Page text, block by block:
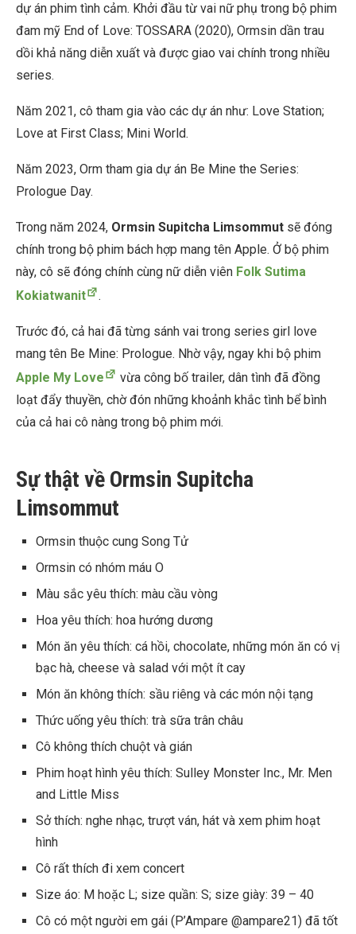
dự án phim tình cảm. Khởi đầu từ vai nữ phụ trong bộ phim
đam mỹ End of Love: TOSSARA (2020), Ormsin dần trau
dồi khả năng diễn xuất và được giao vai chính trong nhiều
series.
Năm 2021, cô tham gia vào các dự án như: Love Station;
Love at First Class; Mini World.
Năm 2023, Orm tham gia dự án Be Mine the Series:
Prologue Day.
Trong năm 2024, Ormsin Supitcha Limsommut sẽ đóng
chính trong bộ phim bách hợp mang tên Apple. Ở bộ phim
này, cô sẽ đóng chính cùng nữ diễn viên Folk Sutima
Kokiatwanit
.
Trước đó, cả hai đã từng sánh vai trong series girl love
mang tên Be Mine: Prologue. Nhờ vậy, ngay khi bộ phim
Apple My Love
vừa công bố trailer, dân tình đã đồng
loạt đẩy thuyền, chờ đón những khoảnh khắc tình bể bình
của cả hai cô nàng trong bộ phim mới.
Sự thật về Ormsin Supitcha
Limsommut
Ormsin thuộc cung Song Tử
Ormsin có nhóm máu O
Màu sắc yêu thích: màu cầu vòng
Hoa yêu thích: hoa hướng dương
Món ăn yêu thích: cá hồi, chocolate, những món ăn có vị
bạc hà, cheese và salad với một ít cay
Món ăn không thích: sầu riêng và các món nội tạng
Thức uống yêu thích: trà sữa trân châu
Cô không thích chuột và gián
Phim hoạt hình yêu thích: Sulley Monster Inc., Mr. Men
and Little Miss
Sở thích: nghe nhạc, trượt ván, hát và xem phim hoạt
hình
Cô rất thích đi xem concert
Size áo: M hoặc L; size quần: S; size giày: 39 – 40
Cô có một người em gái (P’Ampare @ampare21) đã tốt